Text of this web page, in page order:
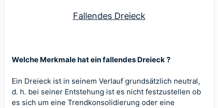
Fallendes Dreieck
Welche Merkmale hat ein fallendes Dreieck ?
Ein Dreieck ist in seinem Verlauf grundsätzlich neutral,
d. h. bei seiner Entstehung ist es nicht festzustellen ob
es sich um eine Trendkonsolidierung oder eine